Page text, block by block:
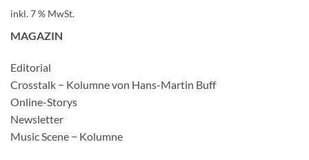
inkl. 7 % MwSt.
MAGAZIN
Editorial
Crosstalk − Kolumne von Hans-Martin Buff
Online-Storys
Newsletter
Music Scene − Kolumne